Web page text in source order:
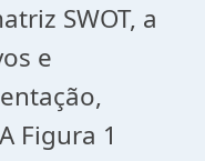
SWOT, a
e
Figura 1